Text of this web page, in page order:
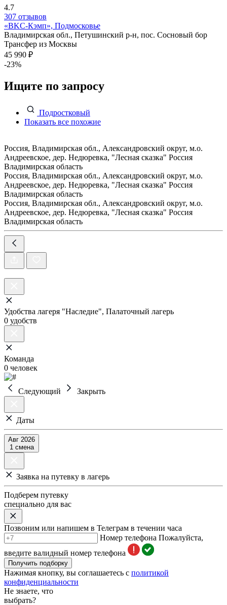
4.7
307 отзывов
«BKC-Кэмп», Подмосковье
Владимирская обл., Петушинский р-н, пос. Сосновый бор
Трансфер из Москвы
45 990 ₽
-23%
Ищите по запросу
Подростковый
Показать все похожие
Россия, Владимирская обл., Александровский округ, м.о.
Андреевское, дер. Недюревка, "Лесная сказка" Россия
Владимирская область
Россия, Владимирская обл., Александровский округ, м.о.
Андреевское, дер. Недюревка, "Лесная сказка" Россия
Владимирская область
Россия, Владимирская обл., Александровский округ, м.о.
Андреевское, дер. Недюревка, "Лесная сказка" Россия
Владимирская область
Удобства лагеря "Наследие", Палаточный лагерь
0 удобств
Команда
0 человек
Следующий Закрыть
Даты
Авг 2026
1 смена
Заявка на путевку в лагерь
Подберем путевку
специально для вас
Позвоним или напишем в Телеграм в течении часа
Номер телефона Пожалуйста,
введите валидный номер телефона
Получить подборку
Нажимая кнопку, вы соглашаетесь с политикой
конфиденциальности
Не знаете, что
выбрать?